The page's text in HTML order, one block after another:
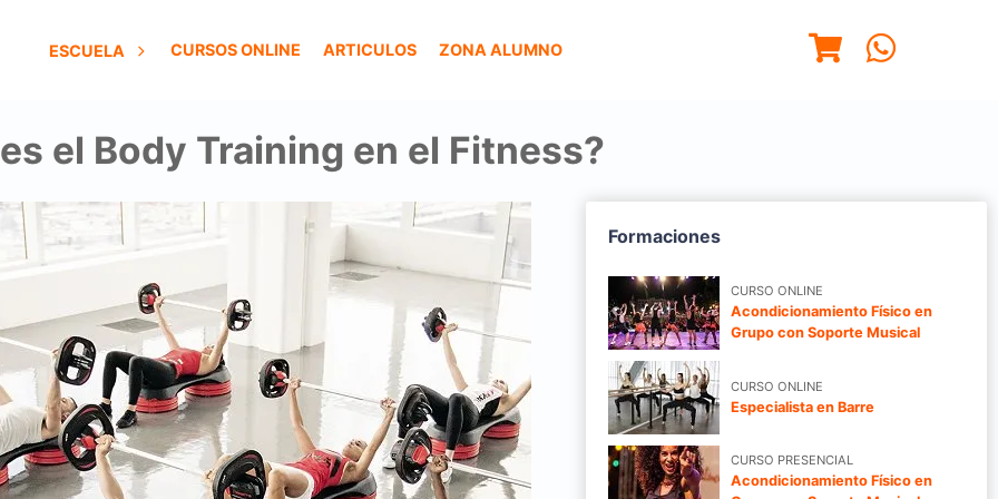
ESCUELA CURSOS ONLINE ARTICULOS ZONA ALUMNO
el Body Training en el Fitness?
Formaciones
CURSO ONLINE
Acondicionamiento Físico en
Grupo con Soporte Musical
CURSO ONLINE
Especialista en Barre
CURSO PRESENCIAL
Acondicionamiento Físico en